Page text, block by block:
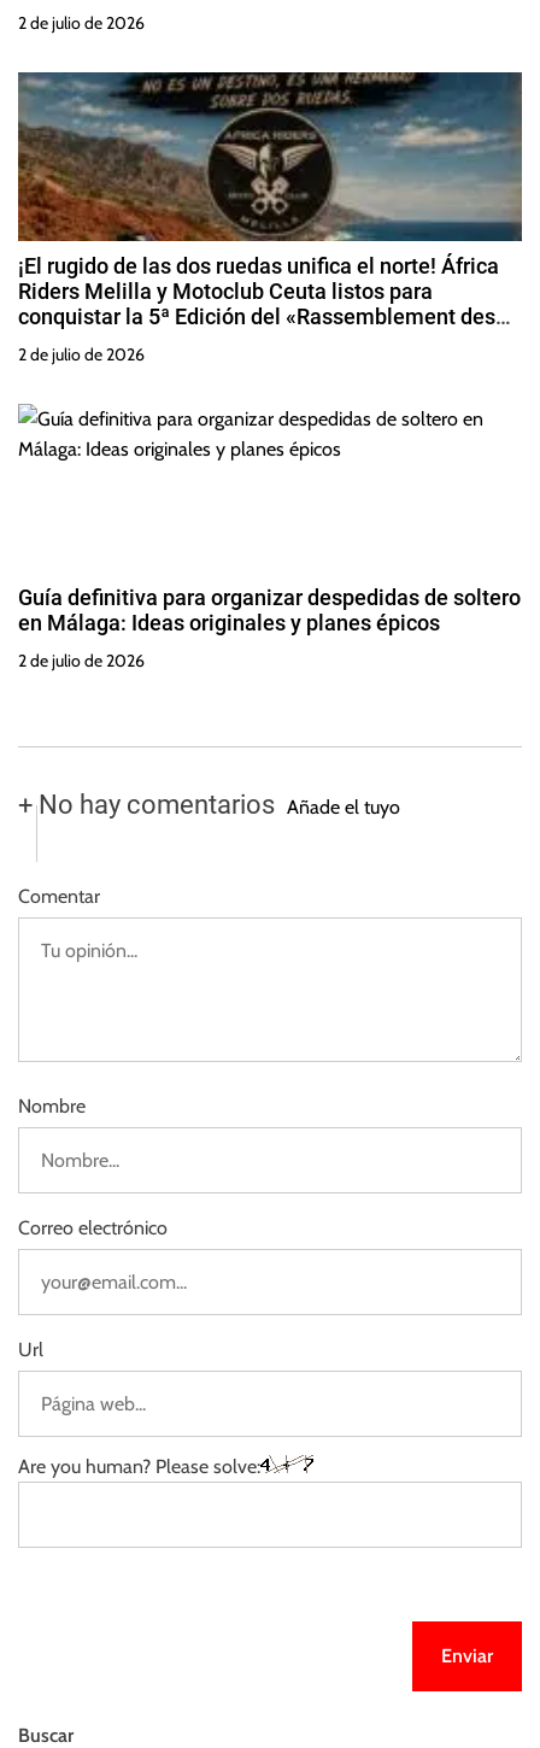
2 de julio de 2026
¡El rugido de las dos ruedas unifica el norte! África
Riders Melilla y Motoclub Ceuta listos para
conquistar la 5ª Edición del «Rassemblement des
Amis Alhuseima»
2 de julio de 2026
Guía definitiva para organizar despedidas de soltero
en Málaga: Ideas originales y planes épicos
2 de julio de 2026
+ No hay comentarios Añade el tuyo
Comentar
Nombre
Correo electrónico
Url
Are you human? Please solve:
Buscar